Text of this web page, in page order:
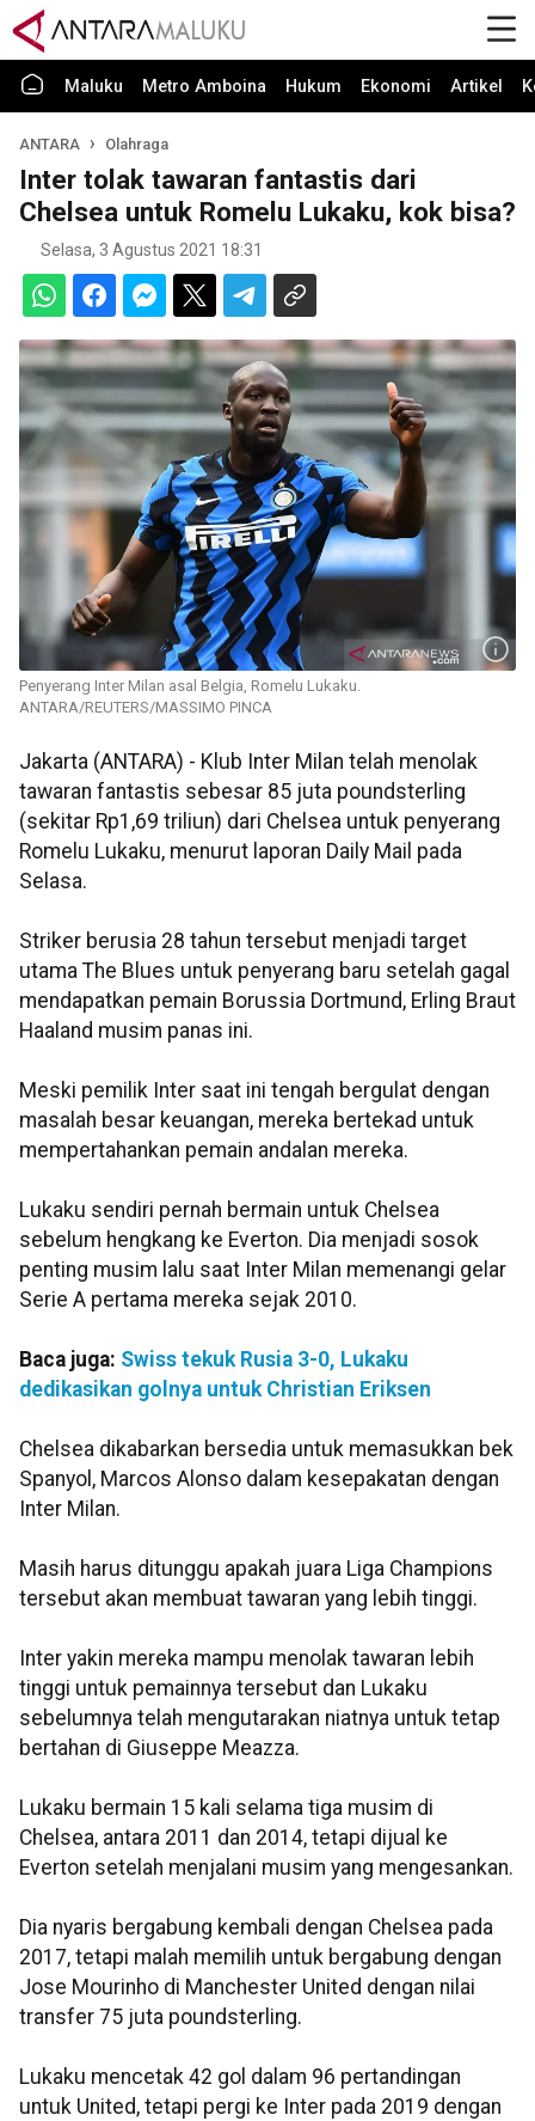
Maluku Metro Amboina Hukum Ekonomi Artikel
ANTARA Olahraga
Inter tolak tawaran fantastis dari
Chelsea untuk Romelu Lukaku, kok bisa?
Selasa, 3 Agustus 2021 18:31
Penyerang Inter Milan asal Belgia, Romelu Lukaku.
ANTARA/REUTERS/MASSIMO PINCA
Jakarta (ANTARA) - Klub Inter Milan telah menolak
tawaran fantastis sebesar 85 juta poundsterling
(sekitar Rp1,69 triliun) dari Chelsea untuk penyerang
Romelu Lukaku, menurut laporan Daily Mail pada
Selasa.
Striker berusia 28 tahun tersebut menjadi target
utama The Blues untuk penyerang baru setelah gagal
mendapatkan pemain Borussia Dortmund, Erling Braut
Haaland musim panas ini.
Meski pemilik Inter saat ini tengah bergulat dengan
masalah besar keuangan, mereka bertekad untuk
mempertahankan pemain andalan mereka.
Lukaku sendiri pernah bermain untuk Chelsea
sebelum hengkang ke Everton. Dia menjadi sosok
penting musim lalu saat Inter Milan memenangi gelar
Serie A pertama mereka sejak 2010.
Baca juga: Swiss tekuk Rusia 3-0, Lukaku
dedikasikan golnya untuk Christian Eriksen
Chelsea dikabarkan bersedia untuk memasukkan bek
Spanyol, Marcos Alonso dalam kesepakatan dengan
Inter Milan.
Masih harus ditunggu apakah juara Liga Champions
tersebut akan membuat tawaran yang lebih tinggi.
Inter yakin mereka mampu menolak tawaran lebih
tinggi untuk pemainnya tersebut dan Lukaku
sebelumnya telah mengutarakan niatnya untuk tetap
bertahan di Giuseppe Meazza.
Lukaku bermain 15 kali selama tiga musim di
Chelsea, antara 2011 dan 2014, tetapi dijual ke
Everton setelah menjalani musim yang mengesankan.
Dia nyaris bergabung kembali dengan Chelsea pada
2017, tetapi malah memilih untuk bergabung dengan
Jose Mourinho di Manchester United dengan nilai
transfer 75 juta poundsterling.
Lukaku mencetak 42 gol dalam 96 pertandingan
untuk United, tetapi pergi ke Inter pada 2019 dengan